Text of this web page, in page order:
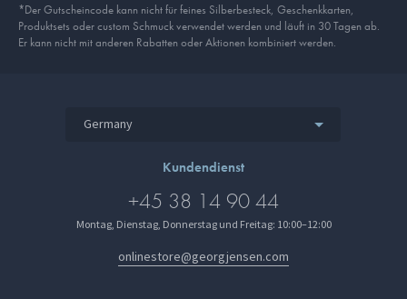
*Der Gutscheincode kann nicht für feines Silberbesteck, Geschenkkarten,
Produkt­sets oder custom Schmuck verwendet werden und läuft in 30 Tagen ab.
Er kann nicht mit anderen Rabatten oder Aktionen kombiniert werden.
Germany
Kundendienst
+45 38 14 90 44
Montag, Dienstag, Donnerstag und Freitag: 10:00–12:00
onlinestore@georgjensen.com